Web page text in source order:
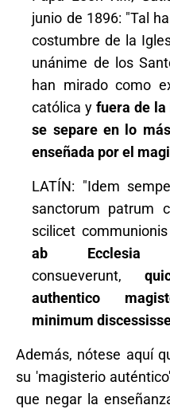
junio de 1896: "Tal
costumbre de la
unánime de los
han mirado como
católica y fuera de la
se separe en lo
enseñada por el
LATÍN: "Idem
sanctorum patrum
scilicet
ab Ecclesia
consueverunt,
authentico
minimum
Además, nótese aquí
su 'magisterio
que negar la